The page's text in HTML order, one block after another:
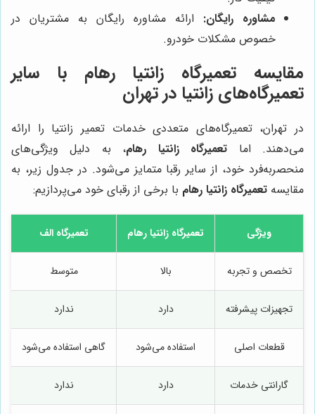
مشاوره رایگان: ارائه مشاوره رایگان به مشتریان در
خصوص مشکلات خودرو.
مقایسه تعمیرگاه زانتیا رهام با سایر
تعمیرگاه‌های زانتیا در تهران
در تهران، تعمیرگاه‌های متعددی خدمات تعمیر زانتیا را ارائه
می‌دهند. اما تعمیرگاه زانتیا رهام، به دلیل ویژگی‌های
منحصربه‌فرد خود، از سایر رقبا متمایز می‌شود. در جدول زیر، به
مقایسه تعمیرگاه زانتیا رهام با برخی از رقبای خود می‌پردازیم:
ویژگی تعمیرگاه زانتیا رهام تعمیرگاه الف
تخصص و تجربه بالا متوسط
تجهیزات پیشرفته دارد ندارد
قطعات اصلی استفاده می‌شود گاهی استفاده می‌شود
گارانتی خدمات دارد ندارد